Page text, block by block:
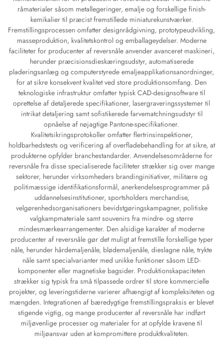
råmaterialer såsom metallegeringer, emalje og forskellige finish-
kemikalier til præcist fremstillede miniaturekunstværker.
Fremstillingsprocessen omfatter designrådgivning, prototypeudvikling,
masseproduktion, kvalitetskontrol og emballageydelser. Moderne
faciliteter for producenter af reversnåle anvender avanceret maskineri,
herunder præcisionsdieskæringsudstyr, automatiserede
pladeringsanlæg og computerstyrede emaljeapplikationsanordninger,
for at sikre konsekvent kvalitet ved store produktionsomfang. Den
teknologiske infrastruktur omfatter typisk CAD-designsoftware til
oprettelse af detaljerede specifikationer, lasergraveringssystemer til
intrikat detaljering samt sofistikerede farvematchningsudstyr til
opnåelse af nøjagtige Pantone-specifikationer.
Kvalitetsikringsprotokoller omfatter flertrinsinspektioner,
holdbarhedstests og verificering af overfladebehandling for at sikre, at
produkterne opfylder branchestandarder. Anvendelsesområderne for
reversnåle fra disse specialiserede faciliteter strækker sig over mange
sektorer, herunder virksomheders brandinginitiativer, militære og
politimæssige identifikationsformål, anerkendelsesprogrammer på
uddannelsesinstitutioner, sportsholders merchandise,
velgørenhedsorganisationers bevidstgøringskampagner, politiske
valgkampmateriale samt souvenirs fra mindre- og større
mindesmærkearrangementer. Den alsidige karakter af moderne
producenter af reversnåle gør det muligt at fremstille forskellige typer
nåle, herunder hårdemaljenåle, blødemaljenåle, dieslagne nåle, trykte
nåle samt specialvarianter med unikke funktioner såsom LED-
komponenter eller magnetiske bagsider. Produktionskapaciteten
strækker sig typisk fra små tilpassede ordrer til store kommercielle
projekter, og leveringstiderne varierer afhængigt af kompleksiteten og
mængden. Integrationen af bæredygtige fremstillingspraksis er blevet
stigende vigtig, og mange producenter af reversnåle har indført
miljøvenlige processer og materialer for at opfylde kravene til
miljøansvar uden at kompromittere produktkvaliteten.